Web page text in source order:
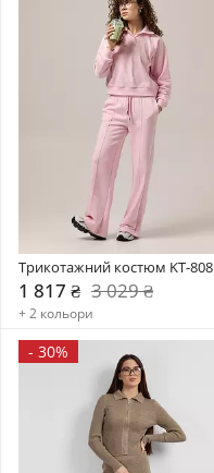
Трикотажний костюм KT-808
1 817 ₴ 3 029 ₴
+ 2 кольори
- 30%